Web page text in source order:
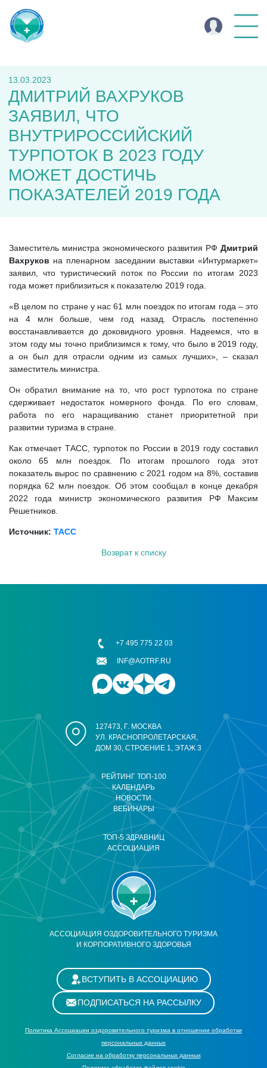
13.03.2023
ДМИТРИЙ ВАХРУКОВ
ЗАЯВИЛ, ЧТО
ВНУТРИРОССИЙСКИЙ
ТУРПОТОК В 2023 ГОДУ
МОЖЕТ ДОСТИЧЬ
ПОКАЗАТЕЛЕЙ 2019 ГОДА
Заместитель министра экономического развития РФ Дмитрий
Вахруков на пленарном заседании выставки «Интурмаркет»
заявил, что туристический поток по России по итогам 2023
года может приблизиться к показателю 2019 года.
«В целом по стране у нас 61 млн поездок по итогам года – это
на 4 млн больше, чем год назад. Отрасль постепенно
восстанавливается до доковидного уровня. Надеемся, что в
этом году мы точно приблизимся к тому, что было в 2019 году,
а он был для отрасли одним из самых лучших», – сказал
заместитель министра.
Он обратил внимание на то, что рост турпотока по стране
сдерживает недостаток номерного фонда. По его словам,
работа по его наращиванию станет приоритетной при
развитии туризма в стране.
Как отмечает ТАСС, турпоток по России в 2019 году составил
около 65 млн поездок. По итогам прошлого года этот
показатель вырос по сравнению с 2021 годом на 8%, составив
порядка 62 млн поездок. Об этом сообщал в конце декабря
2022 года министр экономического развития РФ Максим
Решетников.
Источник: ТАСС
Возврат к списку
АССОЦИАЦИЯ ОЗДОРОВИТЕЛЬНОГО ТУРИЗМА
И КОРПОРАТИВНОГО ЗДОРОВЬЯ
РЕЙТИНГ ТОП-100
КАЛЕНДАРЬ
НОВОСТИ
ВЕБИНАРЫ
ТОП-5 ЗДРАВНИЦ
АССОЦИАЦИЯ
127473, Г. МОСКВА
УЛ. КРАСНОПРОЛЕТАРСКАЯ,
ДОМ 30, СТРОЕНИЕ 1, ЭТАЖ 3
+7 495 775 22 03
INF@AOTRF.RU
ВСТУПИТЬ В АССОЦИАЦИЮ
ПОДПИСАТЬСЯ НА РАССЫЛКУ
Политика Ассоциации оздоровительного туризма в отношении обработки
персональных данных
Cогласие на обработку персональных данных